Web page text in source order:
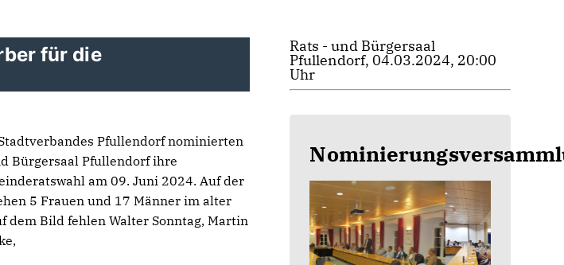
für die
Pfullendorf nominierten
Bürgersaal Pfullendorf ihre
am 09. Juni 2024. Auf der
5 Frauen und 17 Männer im alter
dem Bild fehlen Walter Sonntag, Martin
Rats - und Bürgersaal
Pfullendorf, 04.03.2024, 20:00
Uhr